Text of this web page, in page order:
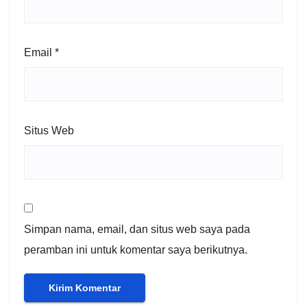
Email *
Situs Web
Simpan nama, email, dan situs web saya pada
peramban ini untuk komentar saya berikutnya.